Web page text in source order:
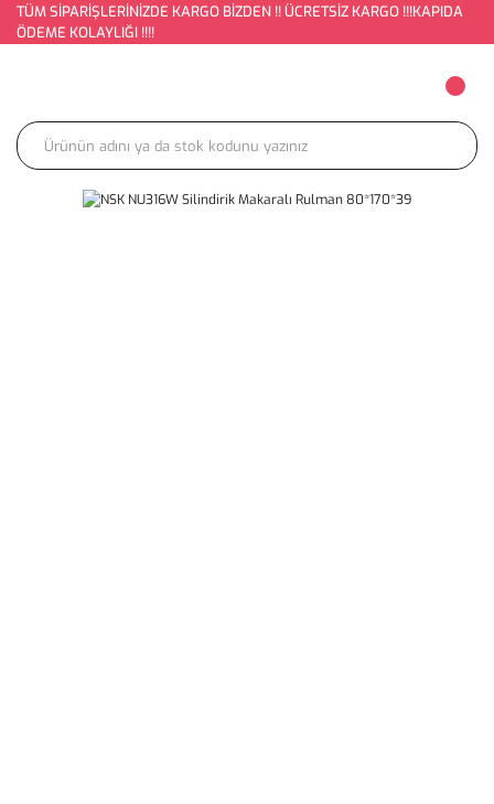
TÜM SİPARİŞLERİNİZDE KARGO BİZDEN !! ÜCRETSİZ KARGO !!!KAPIDA
ÖDEME KOLAYLIĞI !!!!